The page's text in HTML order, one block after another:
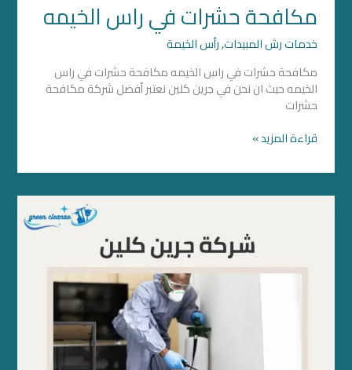
مكافحة حشرات في راس الخيمه
خدمات رش المبيدات,رأس الخيمة
مكافحة حشرات في راس الخيمه مكافحة حشرات في راس
الخيمه حيث ان نحن في جرين كلين نعتبر أفضل شركة مكافحة
حشرات
قراءة المزيد »